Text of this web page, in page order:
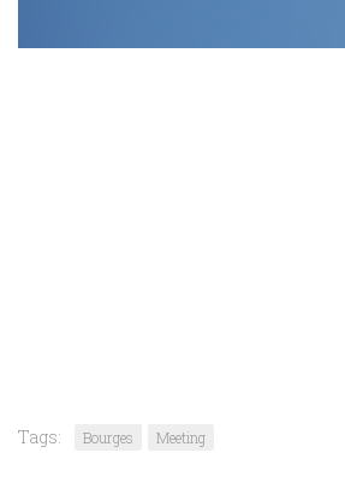
Tags: Bourges Meeting